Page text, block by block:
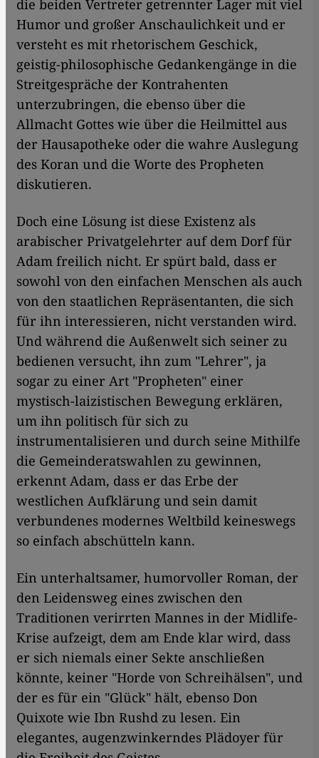
die beiden Vertreter getrennter Lager mit viel
Humor und großer Anschaulichkeit und er
versteht es mit rhetorischem Geschick,
geistig-philosophische Gedankengänge in die
Streitgespräche der Kontrahenten
unterzubringen, die ebenso über die
Allmacht Gottes wie über die Heilmittel aus
der Hausapotheke oder die wahre Auslegung
des Koran und die Worte des Propheten
diskutieren.
Doch eine Lösung ist diese Existenz als
arabischer Privatgelehrter auf dem Dorf für
Adam freilich nicht. Er spürt bald, dass er
sowohl von den einfachen Menschen als auch
von den staatlichen Repräsentanten, die sich
für ihn interessieren, nicht verstanden wird.
Und während die Außenwelt sich seiner zu
bedienen versucht, ihn zum "Lehrer", ja
sogar zu einer Art "Propheten" einer
mystisch-laizistischen Bewegung erklären,
um ihn politisch für sich zu
instrumentalisieren und durch seine Mithilfe
die Gemeinderatswahlen zu gewinnen,
erkennt Adam, dass er das Erbe der
westlichen Aufklärung und sein damit
verbundenes modernes Weltbild keineswegs
so einfach abschütteln kann.
Ein unterhaltsamer, humorvoller Roman, der
den Leidensweg eines zwischen den
Traditionen verirrten Mannes in der Midlife-
Krise aufzeigt, dem am Ende klar wird, dass
er sich niemals einer Sekte anschließen
könnte, keiner "Horde von Schreihälsen", und
der es für ein "Glück" hält, ebenso Don
Quixote wie Ibn Rushd zu lesen. Ein
elegantes, augenzwinkerndes Plädoyer für